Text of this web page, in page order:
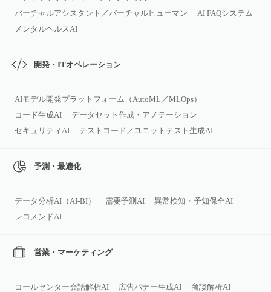
バーチャルアシスタント／バーチャルヒューマン
AI FAQシステム
メンタルヘルスAI
開発・ITオペレーション
AIモデル開発プラットフォーム（AutoML／MLOps）
コード生成AI
データセット作成・アノテーション
セキュリティAI
テストコード／ユニットテスト生成AI
予測・最適化
データ分析AI（AI‑BI） 需要予測AI
異常検知・予知保全AI
レコメンドAI
営業・マーケティング
コールセンター会話解析AI 広告バナー生成AI
商談解析AI